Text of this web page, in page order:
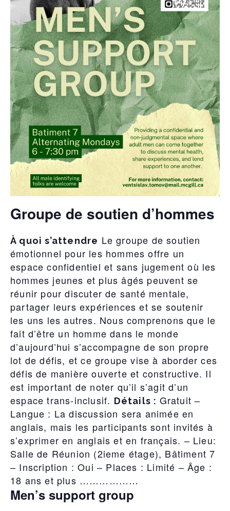
Groupe de soutien d’hommes
À quoi s’attendre Le groupe de soutien
émotionnel pour les hommes offre un
espace confidentiel et sans jugement où les
hommes jeunes et plus âgés peuvent se
réunir pour discuter de santé mentale,
partager leurs expériences et se soutenir
les uns les autres. Nous comprenons que le
fait d’être un homme dans le monde
d’aujourd’hui s’accompagne de son propre
lot de défis, et ce groupe vise à aborder ces
défis de manière ouverte et constructive. Il
est important de noter qu’il s’agit d’un
espace trans-inclusif. Détails : Gratuit –
Langue : La discussion sera animée en
anglais, mais les participants sont invités à
s’exprimer en anglais et en français. – Lieu:
Salle de Réunion (2ieme étage), Bâtiment 7
– Inscription : Oui – Places : Limité – Âge :
18 ans et plus ………………
Men’s support group